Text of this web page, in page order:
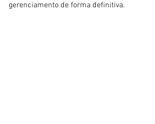
gerenciamento de forma definitiva.